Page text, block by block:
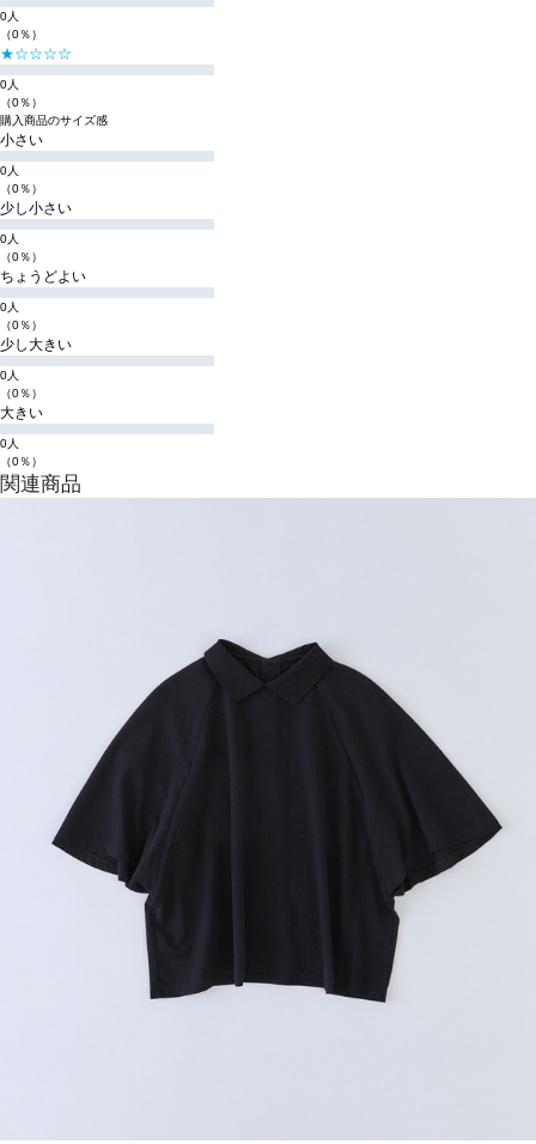
0人
（0％）
★☆☆☆☆
0人
（0％）
購入商品のサイズ感
小さい
0人
（0％）
少し小さい
0人
（0％）
ちょうどよい
0人
（0％）
少し大きい
0人
（0％）
大きい
0人
（0％）
関連商品